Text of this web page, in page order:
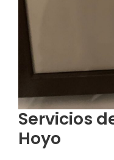
Servicios
Hoyo